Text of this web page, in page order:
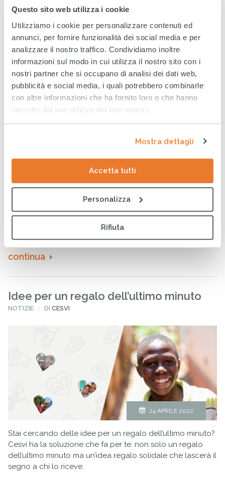
Questo sito web utilizza i cookie
Utilizziamo i cookie per personalizzare contenuti ed
annunci, per fornire funzionalità dei social media e per
analizzare il nostro traffico. Condividiamo inoltre
informazioni sul modo in cui utilizza il nostro sito con i
nostri partner che si occupano di analisi dei dati web,
pubblicità e social media, i quali potrebbero combinarle
con altre informazioni che ha fornito loro o che hanno
raccolto dal suo utilizzo dei loro servizi.
Mostra dettagli
Accetta tutti
Personalizza
Rifiuta
CESVI e il Festival Storie ad acquerello
2022
IN
CESVI
La manifestazione artistica Storie ad acquerello tornerà a
Bergamo il 23, 24 e 25 settembre, e riporterà la città in
un’atmosfera velata e magica, grazie ad artisti
continua
Idee per un regalo dell’ultimo minuto
PUBBLICATO
NOTIZIE DICESVI
24 APRILE 2022
Stai cercando delle idee per un regalo dell’ultimo minuto?
Cesvi ha la soluzione che fa per te: non solo un regalo
dell’ultimo minuto ma un’idea regalo solidale che lascerà il
segno a chi lo riceve.